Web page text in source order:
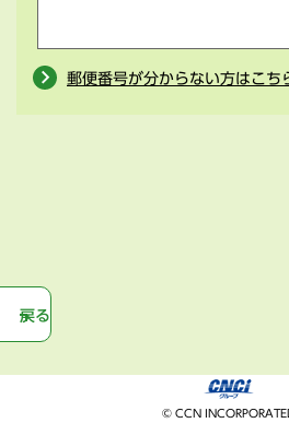
郵便番号が分からない方はこち
戻る
© CCN